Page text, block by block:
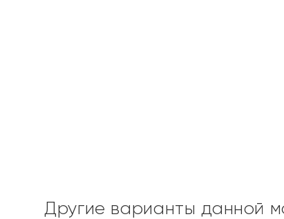
Другие варианты данной